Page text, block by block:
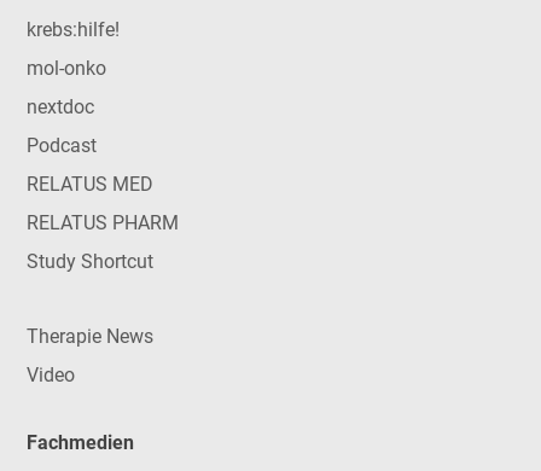
krebs:hilfe!
mol-onko
nextdoc
Podcast
RELATUS MED
RELATUS PHARM
Study Shortcut
Therapie News
Video
Fachmedien